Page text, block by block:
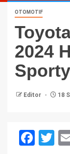
OTOMOTIF
2024
Editor 18